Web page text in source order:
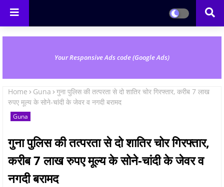
Your Responsive Ads code (Google Ads)
Home Guna
गुना पुलिस की तत्परता से दो शातिर चोर गिरफ्तार, करीब 7 लाख
रुपए मूल्य के सोने-चांदी के जेवर व नगदी बरामद
Guna
गुना पुलिस की तत्परता से दो शातिर चोर गिरफ्तार,
करीब 7 लाख रुपए मूल्य के सोने-चांदी के जेवर व
नगदी बरामद